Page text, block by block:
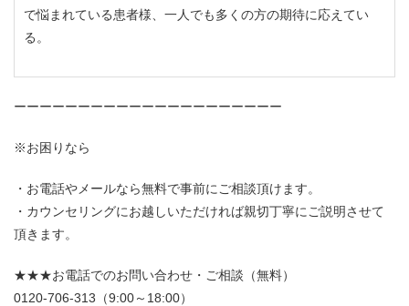
で悩まれている患者様、一人でも多くの方の期待に応えてい
る。
ーーーーーーーーーーーーーーーーーーーーー
※お困りなら
お電話やメールなら無料で事前にご相談頂けます。
カウンセリングにお越しいただければ親切丁寧にご説明させて
頂きます。
★★★お電話でのお問い合わせ・ご相談（無料）
0120-706-313（9:00～18:00）